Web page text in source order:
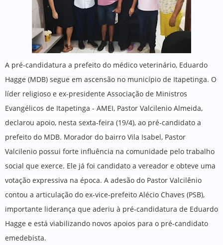
A pré-candidatura a prefeito do médico veterinário, Eduardo
Hagge (MDB) segue em ascensão no município de Itapetinga. O
líder religioso e ex-presidente Associação de Ministros
Evangélicos de Itapetinga - AMEI, Pastor Valcilenio Almeida,
declarou apoio, nesta sexta-feira (19/4), ao pré-candidato a
prefeito do MDB. Morador do bairro Vila Isabel, Pastor
Valcilenio possui forte influência na comunidade pelo trabalho
social que exerce. Ele já foi candidato a vereador e obteve uma
votação expressiva na época. A adesão do Pastor Valcilênio
contou a articulação do ex-vice-prefeito Alécio Chaves (PSB),
importante liderança que aderiu à pré-candidatura de Eduardo
Hagge e está viabilizando novos apoios para o pré-candidato
emedebista.